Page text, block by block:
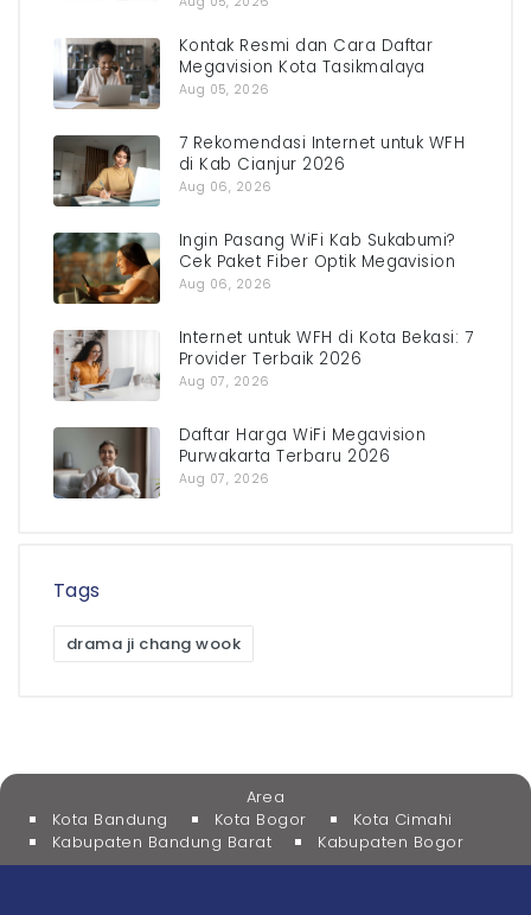
Kontak Resmi dan Cara Daftar
Megavision Kota Tasikmalaya
Aug 05, 2026
7 Rekomendasi Internet untuk WFH
di Kab Cianjur 2026
Aug 06, 2026
Ingin Pasang WiFi Kab Sukabumi?
Cek Paket Fiber Optik Megavision
Aug 06, 2026
Internet untuk WFH di Kota Bekasi: 7
Provider Terbaik 2026
Aug 07, 2026
Daftar Harga WiFi Megavision
Purwakarta Terbaru 2026
Aug 07, 2026
Tags
drama ji chang wook
Area
Kota Bandung
Kota Bogor
Kota Cimahi
Kabupaten Bandung Barat
Kabupaten Bogor